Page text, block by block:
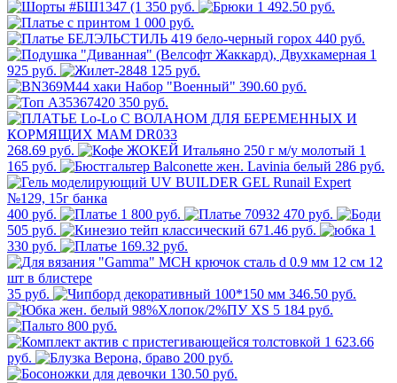
350 руб.
1 492.50 руб.
1 000 руб.
440 руб.
1
925 руб.
125 руб.
390.60 руб.
350 руб.
268.69 руб.
1
165 руб.
286 руб.
400 руб. 1 800 руб.
470 руб.
505 руб.
671.46 руб.
1
330 руб.
169.32 руб.
35 руб.
346.50 руб.
5 184 руб.
800 руб.
1 623.66
руб.
200 руб.
130.50 руб.